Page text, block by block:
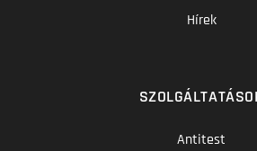
Hírek
Antitest